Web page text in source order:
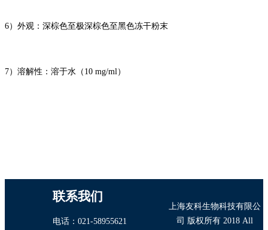
6）外观：深棕色至极深棕色至黑色冻干粉末
7）溶解性：溶于水（10 mg/ml）
联系我们
电话：021-58955621
上海友科生物科技有限公
司 版权所有 2018 All